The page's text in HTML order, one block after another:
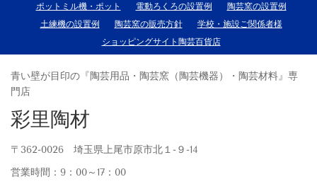
ポットミル機・ポット 電動ろくろの設置例
陶芸窯の設置例
土練機の設置例
陶芸窯の販売方針
学校・施設ご関係者様
ショッピングサイト陶芸百貨店
青い壁が目印の『陶芸用品・陶芸窯（陶芸機器）・陶芸材料』専
門店
彩里陶材
〒362-0026 埼玉県上尾市原市北１-９-14
営業時間：9：00～17：00